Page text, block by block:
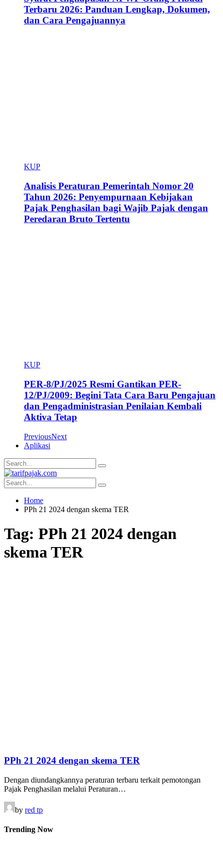
Terbaru 2026: Panduan Lengkap, Dokumen,
dan Cara Pengajuannya
KUP
Analisis Peraturan Pemerintah Nomor 20
Tahun 2026: Penyempurnaan Kebijakan
Pajak Penghasilan bagi Wajib Pajak dengan
Peredaran Bruto Tertentu
KUP
PER-8/PJ/2025 Resmi Gantikan PER-
12/PJ/2009: Begini Tata Cara Baru Pengajuan
dan Pengadministrasian Penilaian Kembali
Aktiva Tetap
PreviousNext
Aplikasi
Home
PPh 21 2024 dengan skema TER
Tag: PPh 21 2024 dengan
skema TER
PPh 21 2024 dengan skema TER
Dengan diundangkannya peraturan terbaru terkait pemotongan
Pajak Penghasilan melalui Peraturan…
by red tp
Trending Now